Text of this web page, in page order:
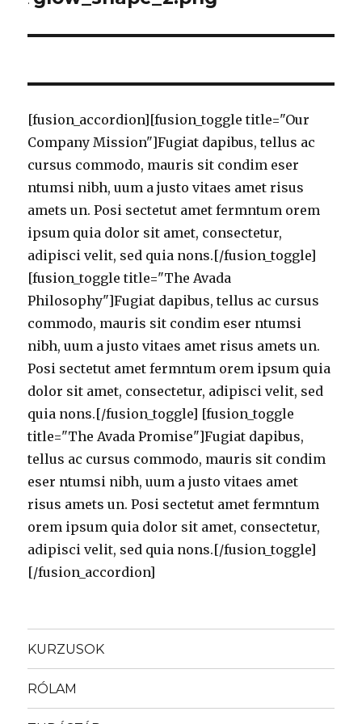
[fusion_accordion][fusion_toggle title="Our
Company Mission"]Fugiat dapibus, tellus ac
cursus commodo, mauris sit condim eser
ntumsi nibh, uum a justo vitaes amet risus
amets un. Posi sectetut amet fermntum orem
ipsum quia dolor sit amet, consectetur,
adipisci velit, sed quia nons.[/fusion_toggle]
[fusion_toggle title="The Avada
Philosophy"]Fugiat dapibus, tellus ac cursus
commodo, mauris sit condim eser ntumsi
nibh, uum a justo vitaes amet risus amets un.
Posi sectetut amet fermntum orem ipsum quia
dolor sit amet, consectetur, adipisci velit, sed
quia nons.[/fusion_toggle] [fusion_toggle
title="The Avada Promise"]Fugiat dapibus,
tellus ac cursus commodo, mauris sit condim
eser ntumsi nibh, uum a justo vitaes amet
risus amets un. Posi sectetut amet fermntum
orem ipsum quia dolor sit amet, consectetur,
adipisci velit, sed quia nons.[/fusion_toggle]
[/fusion_accordion]
KURZUSOK
RÓLAM